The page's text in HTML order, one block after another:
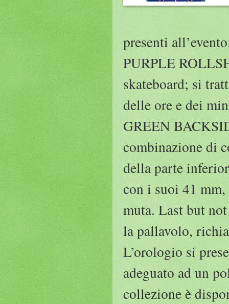
presenti
PURPLE
skateboard; si
delle ore e dei
GREEN
combinazione di
della parte
con i suoi 41
muta. Last but
la pallavolo,
L’orologio si
adeguato ad un
collezione è